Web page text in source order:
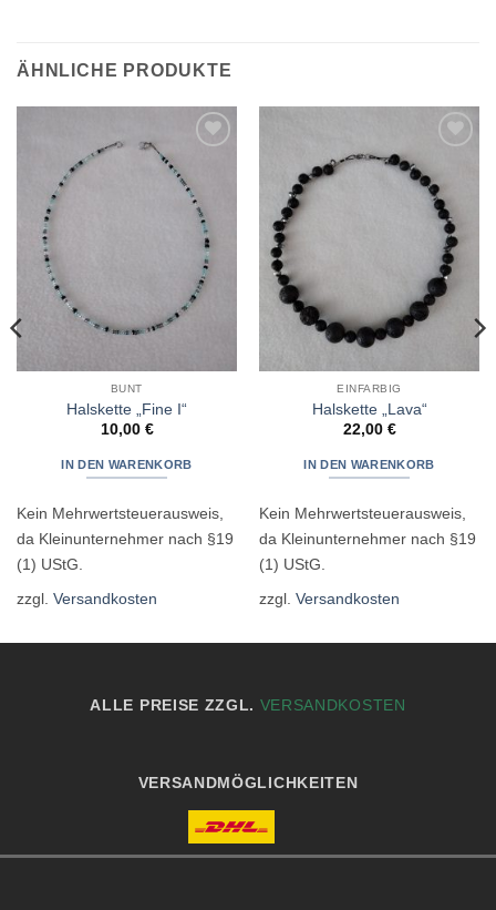
ÄHNLICHE PRODUKTE
Wunschliste
hinzufügen
BUNT
Halskette „Fine I“
10,00 €
IN DEN WARENKORB
Kein Mehrwertsteuerausweis,
da Kleinunternehmer nach §19
(1) UStG.
zzgl. Versandkosten
Wunschliste
hinzufügen
EINFARBIG
Halskette „Lava“
22,00 €
IN DEN WARENKORB
Kein Mehrwertsteuerausweis,
da Kleinunternehmer nach §19
(1) UStG.
zzgl. Versandkosten
ALLE PREISE ZZGL. VERSANDKOSTEN
VERSANDMÖGLICHKEITEN